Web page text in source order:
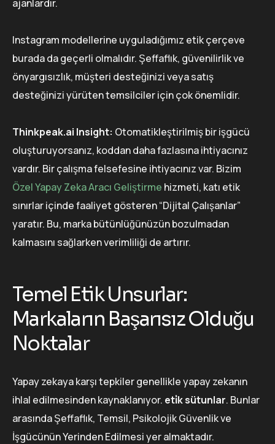
ajanlardır.
Instagram modellerine uyguladığımız etik çerçeve
burada da geçerli olmalıdır. Şeffaflık, güvenilirlik ve
önyargısızlık, müşteri desteğinizi veya satış
desteğinizi yürüten temsilciler için çok önemlidir.
Thinkpeak.ai Insight: Otomatikleştirilmiş bir işgücü
oluşturuyorsanız, koddan daha fazlasına ihtiyacınız
vardır. Bir çalışma felsefesine ihtiyacınız var. Bizim
Özel Yapay Zeka Aracı Geliştirme hizmeti, katı etik
sınırlar içinde faaliyet gösteren “Dijital Çalışanlar”
yaratır. Bu, marka bütünlüğünüzün bozulmadan
kalmasını sağlarken verimliliği de artırır.
Temel Etik Unsurlar:
Markaların Başarısız Olduğu
Noktalar
Yapay zekaya karşı tepkiler genellikle yapay zekanın
ihlal edilmesinden kaynaklanıyor. eti̇k sütunlar. Bunlar
arasında Şeffaflık, Temsil, Psikolojik Güvenlik ve
İşgücünün Yerinden Edilmesi yer almaktadır.